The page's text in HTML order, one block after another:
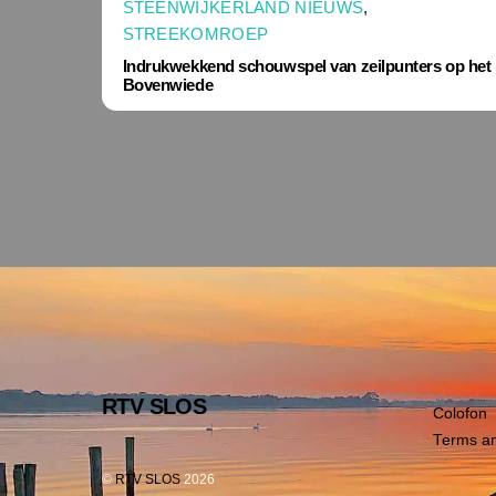
STEENWIJKERLAND NIEUWS,
STREEKOMROEP
Indrukwekkend schouwspel van zeilpunters op het
Bovenwiede
RTV SLOS Colofon
Terms
©RTV SLOS 2026